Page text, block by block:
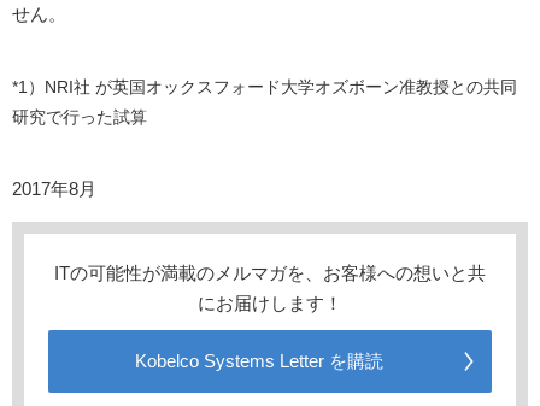
せん。
*1）NRI社 が英国オックスフォード大学オズボーン准教授との共同
研究で行った試算
2017年8月
ITの可能性が満載のメルマガを、お客様への想いと共
にお届けします！
Kobelco Systems Letter を購読